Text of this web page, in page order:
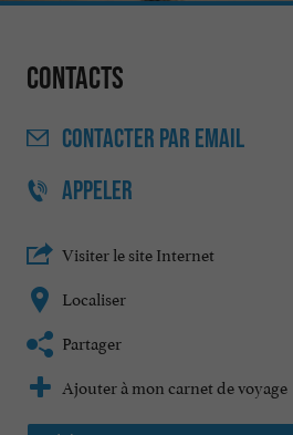
Contacts
CONTACTER PAR EMAIL
APPELER
Visiter le site Internet
Localiser
Partager
Ajouter à mon carnet de voyage